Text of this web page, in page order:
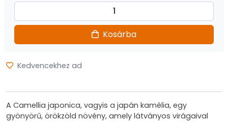
Kosárba
Kedvencekhez ad
A Camellia japonica, vagyis a japán kamélia, egy
gyönyörű, örökzöld növény, amely látványos virágaival